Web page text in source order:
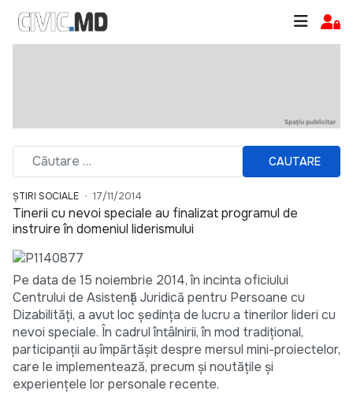
CAUTARE
ȘTIRI SOCIALE 17/11/2014
Tinerii cu nevoi speciale au finalizat programul de
instruire în domeniul liderismului
Pe data de 15 noiembrie 2014, în incinta oficiului
Centrului de Asistență Juridică pentru Persoane cu
Dizabilități, a avut loc ședința de lucru a tinerilor lideri cu
nevoi speciale. În cadrul întâlnirii, în mod tradițional,
participanții au împărtășit despre mersul mini-proiectelor,
care le implementează, precum și noutățile și
experiențele lor personale recente.